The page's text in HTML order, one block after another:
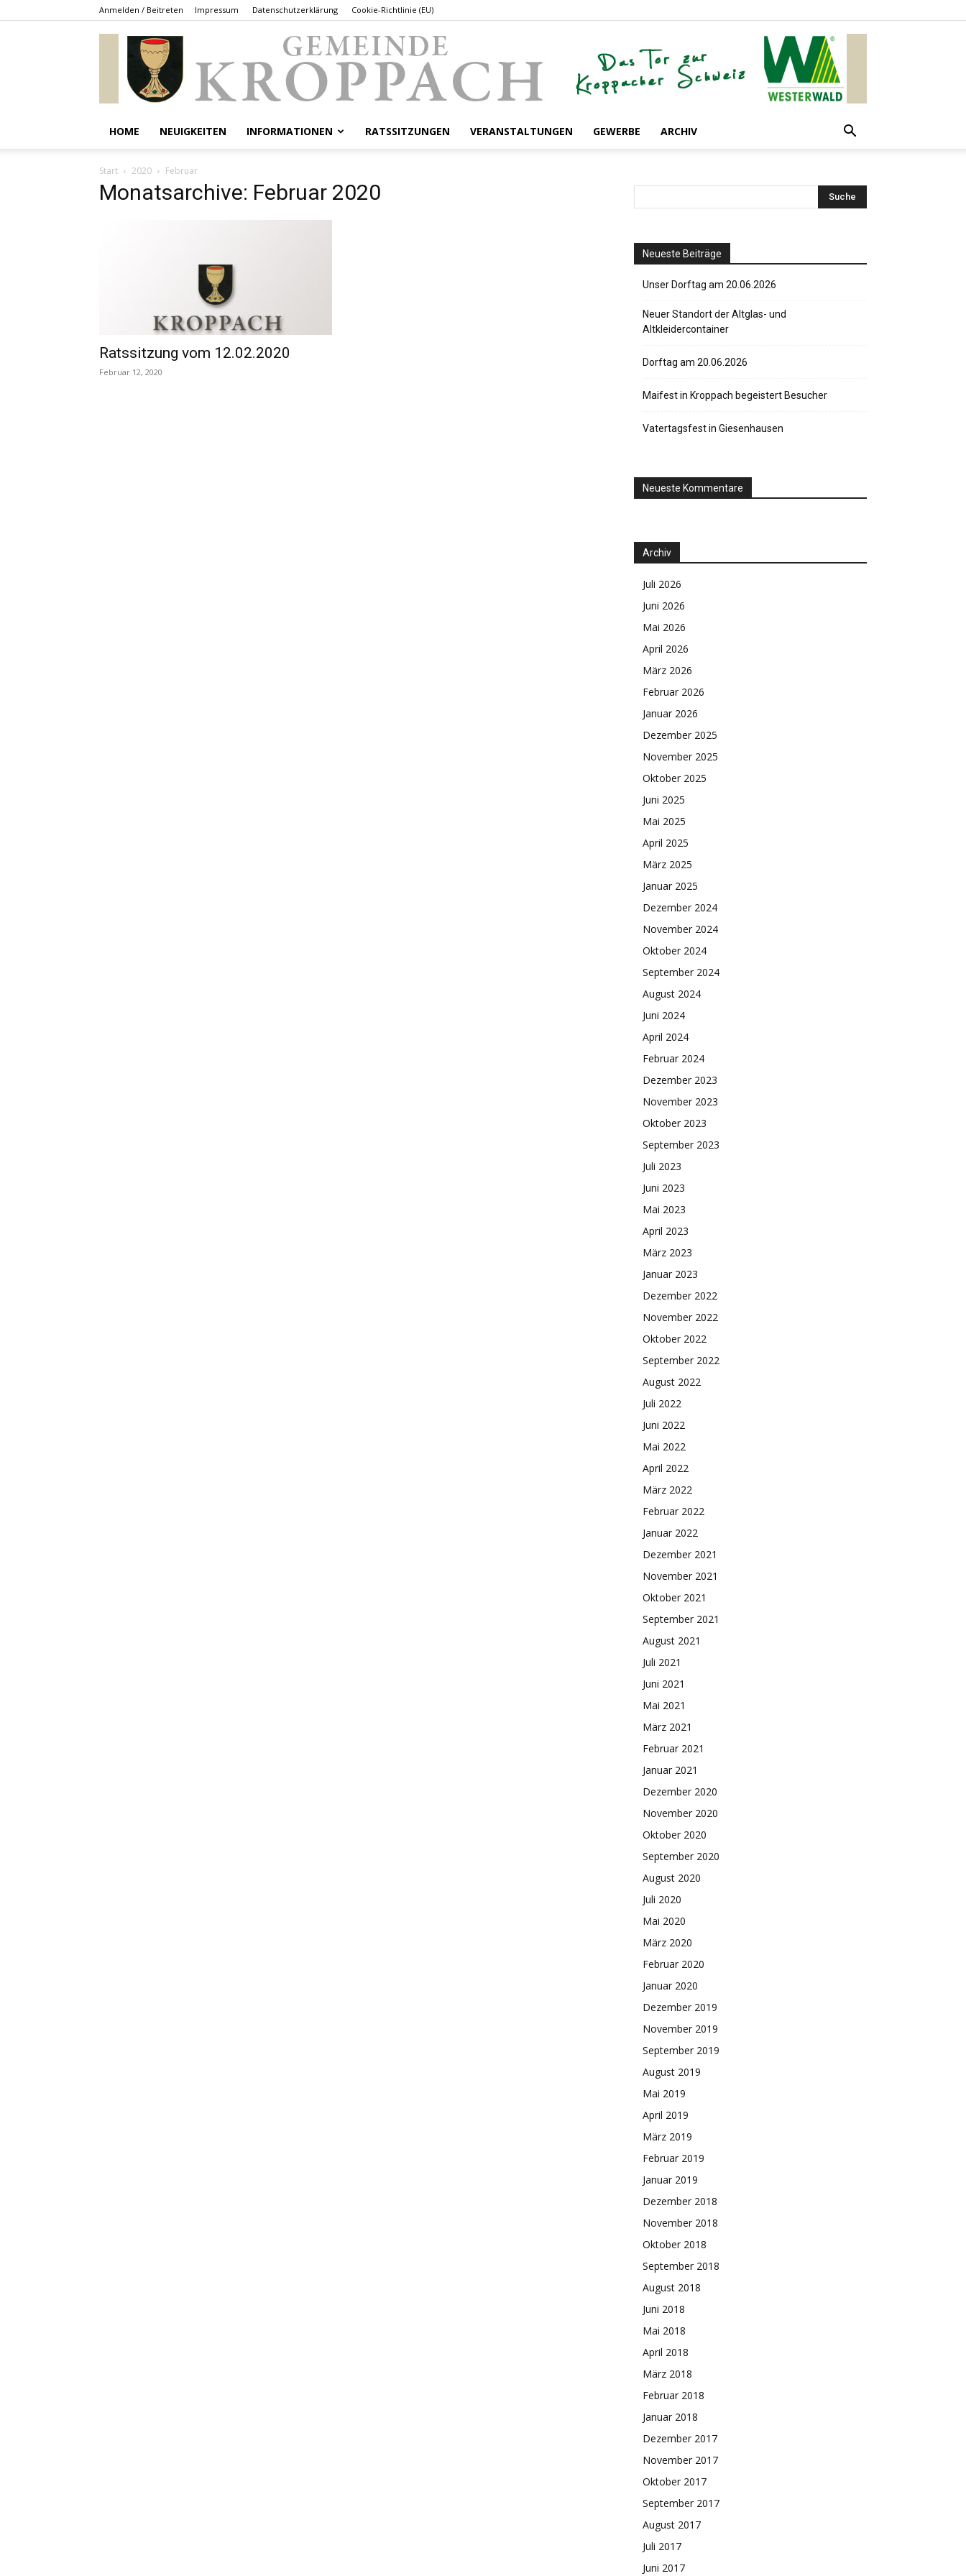
Anmelden / Beitreten Impressum Datenschutzerklärung Cookie-Richtlinie (EU)
HOME NEUIGKEITEN INFORMATIONEN RATSSITZUNGEN VERANSTALTUNGEN GEWERBE ARCHIV
Start 2020 Februar
Monatsarchive: Februar 2020
Ratssitzung vom 12.02.2020
Februar 12, 2020
Neueste Beiträge
Unser Dorftag am 20.06.2026
Neuer Standort der Altglas- und
Altkleidercontainer
Dorftag am 20.06.2026
Maifest in Kroppach begeistert Besucher
Vatertagsfest in Giesenhausen
Neueste Kommentare
Archiv
Juli 2026
Juni 2026
Mai 2026
April 2026
März 2026
Februar 2026
Januar 2026
Dezember 2025
November 2025
Oktober 2025
Juni 2025
Mai 2025
April 2025
März 2025
Januar 2025
Dezember 2024
November 2024
Oktober 2024
September 2024
August 2024
Juni 2024
April 2024
Februar 2024
Dezember 2023
November 2023
Oktober 2023
September 2023
Juli 2023
Juni 2023
Mai 2023
April 2023
März 2023
Januar 2023
Dezember 2022
November 2022
Oktober 2022
September 2022
August 2022
Juli 2022
Juni 2022
Mai 2022
April 2022
März 2022
Februar 2022
Januar 2022
Dezember 2021
November 2021
Oktober 2021
September 2021
August 2021
Juli 2021
Juni 2021
Mai 2021
März 2021
Februar 2021
Januar 2021
Dezember 2020
November 2020
Oktober 2020
September 2020
August 2020
Juli 2020
Mai 2020
März 2020
Februar 2020
Januar 2020
Dezember 2019
November 2019
September 2019
August 2019
Mai 2019
April 2019
März 2019
Februar 2019
Januar 2019
Dezember 2018
November 2018
Oktober 2018
September 2018
August 2018
Juni 2018
Mai 2018
April 2018
März 2018
Februar 2018
Januar 2018
Dezember 2017
November 2017
Oktober 2017
September 2017
August 2017
Juli 2017
Juni 2017